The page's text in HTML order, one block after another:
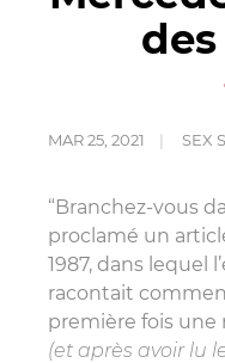
MAR 25, 2021 SEX
“Branchez-vous
proclamé un
1987, dans lequel
racontait
première fois une
(et après avoir lu